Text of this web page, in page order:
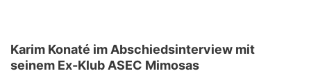
Karim Konaté im Abschiedsinterview mit
seinem Ex-Klub ASEC Mimosas